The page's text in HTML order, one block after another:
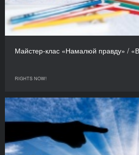
Майстер-клас «Намалюй правду» /
RIGHTS NOW!